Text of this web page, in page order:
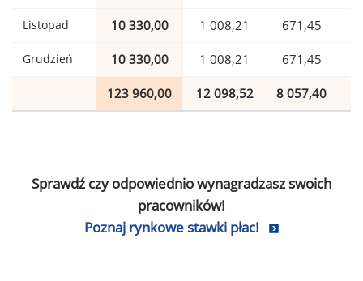
Listopad 10 330,00 1 008,21 671,45
Grudzień 10 330,00 1 008,21 671,45
123 960,00 12 098,52 8 057,40
Sprawdź czy odpowiednio wynagradzasz swoich
pracowników!
Poznaj rynkowe stawki płac!